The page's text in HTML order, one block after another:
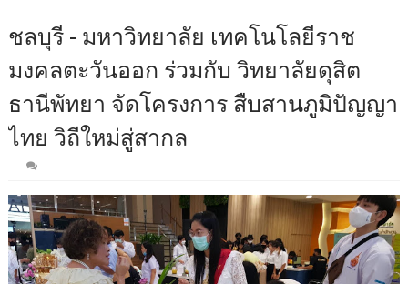
ชลบุรี - มหาวิทยาลัย เทคโนโลยีราช
มงคลตะวันออก ร่วมกับ วิทยาลัยดุสิต
ธานีพัทยา จัดโครงการ สืบสานภูมิปัญญา
ไทย วิถีใหม่สู่สากล